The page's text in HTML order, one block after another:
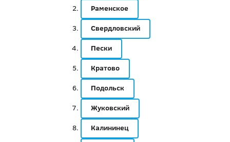
Раменское
Свердловский
Пески
Кратово
Подольск
Жуковский
Калининец